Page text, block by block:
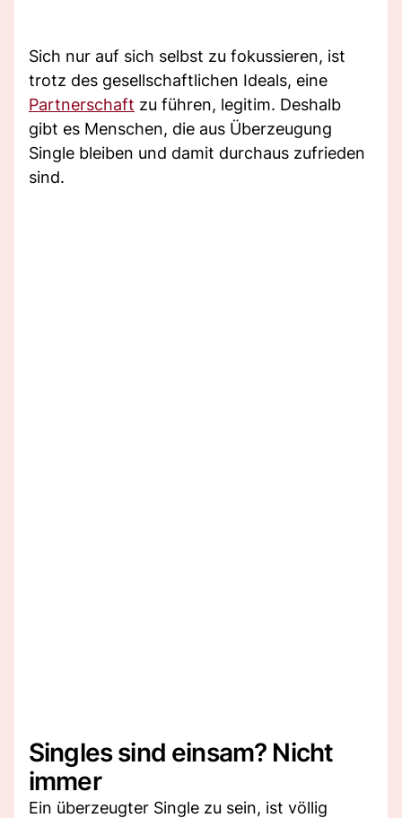
Sich nur auf sich selbst zu fokussieren, ist
trotz des gesellschaftlichen Ideals, eine
Partnerschaft zu führen, legitim. Deshalb
gibt es Menschen, die aus Überzeugung
Single bleiben und damit durchaus zufrieden
sind.
Singles sind einsam? Nicht
immer
Ein überzeugter Single zu sein, ist völlig